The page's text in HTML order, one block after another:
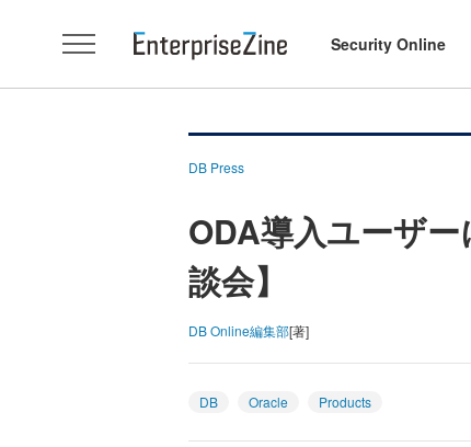
Security Online
DB Press
ODA導入ユーザ
談会】
DB Online編集部[著]
DB Oracle Products